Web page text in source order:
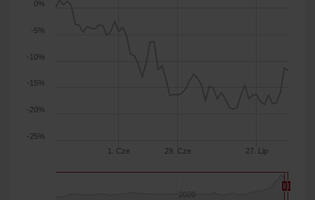
1. Cze 29. Cze 27. Lip
2020
-25%
-20%
-15%
-10%
-5%
0%